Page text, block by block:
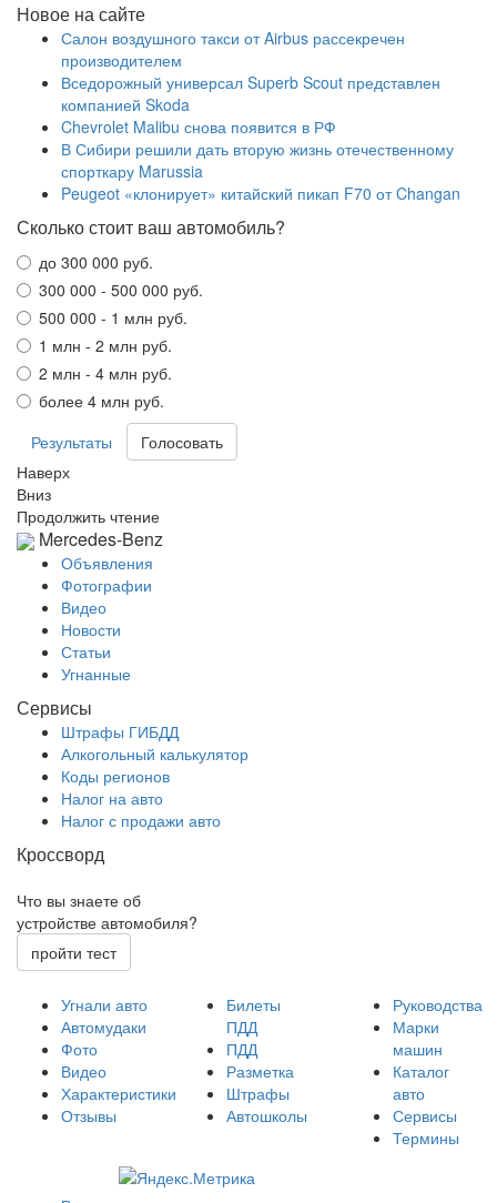
Новое на сайте
Салон воздушного такси от Airbus рассекречен
производителем
Вседорожный универсал Superb Scout представлен
компанией Skoda
Chevrolet Malibu снова появится в РФ
В Сибири решили дать вторую жизнь отечественному
спорткару Marussia
Peugeot «клонирует» китайский пикап F70 от Changan
Сколько стоит ваш автомобиль?
до 300 000 руб.
300 000 - 500 000 руб.
500 000 - 1 млн руб.
1 млн - 2 млн руб.
2 млн - 4 млн руб.
более 4 млн руб.
Результаты
Наверх
Вниз
Продолжить чтение
Mercedes-Benz
Объявления
Фотографии
Видео
Новости
Статьи
Угнанные
Сервисы
Штрафы ГИБДД
Алкогольный калькулятор
Коды регионов
Налог на авто
Налог с продажи авто
Кроссворд
Что вы знаете об
устройстве автомобиля?
пройти тест
Угнали авто
Автомудаки
Фото
Видео
Характеристики
Отзывы
Билеты
ПДД
ПДД
Разметка
Штрафы
Автошколы
Руководства
Марки
машин
Каталог
авто
Сервисы
Термины